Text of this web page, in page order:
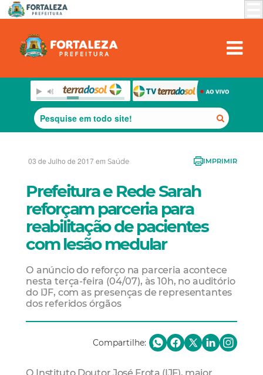
03 de Julho de 2017 em Saúde IMPRIMIR
Prefeitura e Rede Sarah
reforçam parceria para
reabilitação de pacientes
com lesão medular
O anúncio do reforço na parceria acontece
nesta terça-feira (04/07), às 10h, no auditório
do IJF, com as presenças de representantes
dos referidos órgãos
Compartilhe: